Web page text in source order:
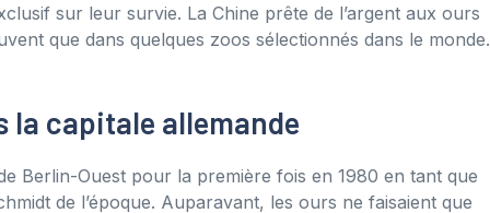
sur leur survie. La Chine prête de l’argent aux ours
que dans quelques zoos sélectionnés dans le monde.
la capitale allemande
Berlin-Ouest pour la première fois en 1980 en tant que
de l’époque. Auparavant, les ours ne faisaient que